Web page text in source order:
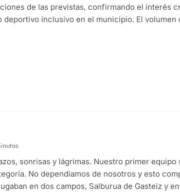
de las previstas, confirmando el interés
inclusivo en el municipio. El volumen
sonrisas y lágrimas. Nuestro primer equipo
No dependíamos de nosotros y esto
en dos campos, Salburua de Gasteiz y